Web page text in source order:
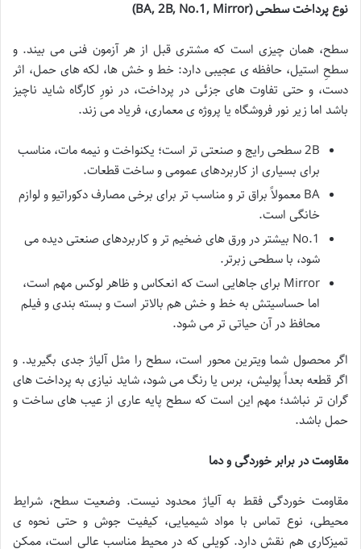
نوع پرداخت سطحی(BA, 2B, No.1, Mirror)
سطح، همان چیزی است که مشتری قبل از هر آزمون فنی می بیند. و
سطحِ استیل، حافظه ی عجیبی دارد: خط و خش ها، لکه های حمل، اثر
دست، و حتی تفاوت های جزئی در پرداخت، در نورِ کارگاه شاید ناچیز
باشد اما زیر نور فروشگاه یا پروژه ی معماری، فریاد می زند.
2B سطحی رایج و صنعتی تر است؛ یکنواخت و نیمه مات، مناسب
برای بسیاری از کاربردهای عمومی و ساخت قطعات.
BA معمولاً براق تر و مناسب تر برای برخی مصارف دکوراتیو و لوازم
خانگی است.
No.1 بیشتر در ورق های ضخیم تر و کاربردهای صنعتی دیده می
شود، با سطحی زبرتر.
Mirror برای جاهایی است که انعکاس و ظاهر لوکس مهم است،
اما حساسیتش به خط و خش هم بالاتر است و بسته بندی و فیلم
محافظ در آن حیاتی تر می شود.
اگر محصول شما ویترین محور است، سطح را مثل آلیاژ جدی بگیرید. و
اگر قطعه بعداً پولیش، برس یا رنگ می شود، شاید نیازی به پرداخت های
گران تر نباشد؛ مهم این است که سطح پایه عاری از عیب های ساخت و
حمل باشد.
مقاومت در برابر خوردگی و دما
مقاومت خوردگی فقط به آلیاژ محدود نیست. وضعیت سطح، شرایط
محیطی، نوع تماس با مواد شیمیایی، کیفیت جوش و حتی نحوه ی
تمیزکاری هم نقش دارد. کویلی که در محیط مناسب عالی است، ممکن